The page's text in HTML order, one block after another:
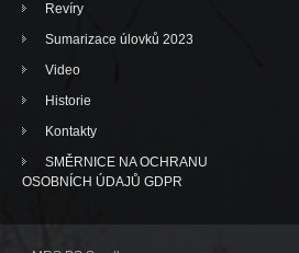
Revíry
Sumarizace úlovků 2023
Video
Historie
Kontakty
SMĚRNICE NA OCHRANU
OSOBNÍCH ÚDAJŮ GDPR